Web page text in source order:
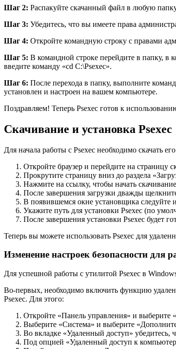
Шаг 2: Распакуйте скачанный файл в любую
Шаг 3: Убедитесь, что вы имеете права
Шаг 4: Откройте командную строку с правами
Шаг 5: В командной строке перейдите в папку, в
введите команду «cd C:\Psexec».
Шаг 6: После перехода в папку, выполните
установлен и настроен на вашем компьютере.
Поздравляем! Теперь Psexec готов к
Скачивание и установка Psexec
Для начала работы с Psexec необходимо скачать
Откройте браузер и перейдите на страницу
Прокрутите страницу вниз до раздела
Нажмите на ссылку, чтобы начать
После завершения загрузки дважды
В появившемся окне установщика следуйте
Укажите путь для установки Psexec (по
После завершения установки Psexec будет
Теперь вы можете использовать Psexec для
Изменение настроек безопасности для
Для успешной работы с утилитой Psexec в
Во-первых, необходимо включить функцию
Psexec. Для этого:
Откройте «Панель управления» и выберите
Выберите «Система» и выберите
Во вкладке «Удаленный доступ» убедитесь,
Под опцией «Удаленный доступ к